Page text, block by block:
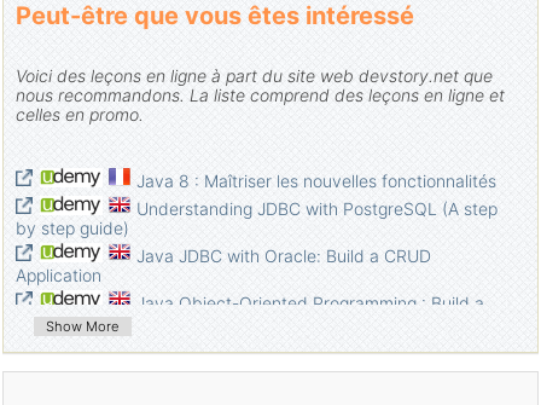
Le Tutoriel de Java Annotation
Le Tutoriel de Java String, StringBuffer et StringBuilder
Tutoriel de gestion des exceptions Java
Manipulation de fichiers et de répertoires en Java
Le Tutoriel de Java BiPredicate
Le Tutoriel de Java Consumer
Le Tutoriel de Java BiConsumer
Qu'est-ce qui est nécessaire pour commencer avec Java?
L'histoire de Java et la différence entre Oracle JDK et
OpenJDK
Installer Java sur Windows
Peut-être que vous êtes intéressé
Voici des leçons en ligne à part du site web devstory.net que
nous recommandons. La liste comprend des leçons en ligne et
celles en promo.
Java 8 : Maîtriser les nouvelles fonctionnalités
Understanding JDBC with PostgreSQL (A step
by step guide)
Java JDBC with Oracle: Build a CRUD
Application
Java Object-Oriented Programming : Build a
Quiz Application
Complete Step By Step Java For Testers
Java Database Connection: JDBC and
Show More